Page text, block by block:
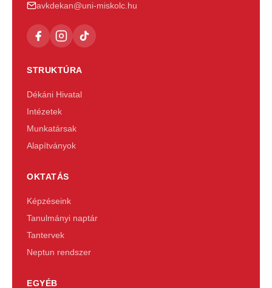
avkdekan@uni-miskolc.hu
STRUKTÚRA
Dékáni Hivatal
Intézetek
Munkatársak
Alapítványok
OKTATÁS
Képzéseink
Tanulmányi naptár
Tantervek
Neptun rendszer
EGYÉB